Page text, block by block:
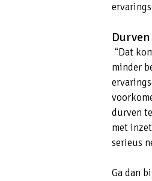
“Dat
minder
durven
met
serieus
Ga dan